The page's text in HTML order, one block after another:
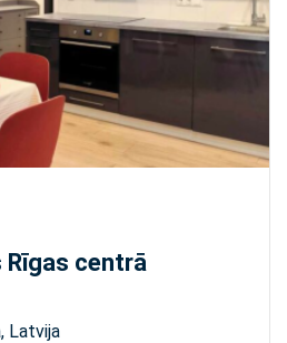
centrā
Latvija